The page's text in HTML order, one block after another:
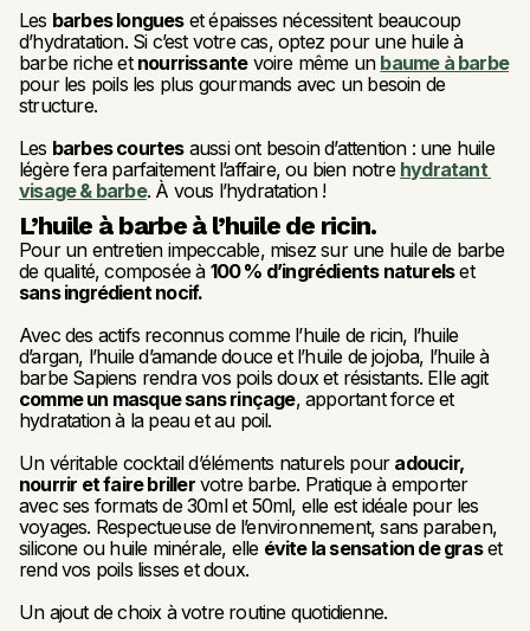
Les barbes longues et épaisses nécessitent beaucoup
d’hydratation. Si c’est votre cas, optez pour une huile à
barbe riche et nourrissante voire même un baume à barbe
pour les poils les plus gourmands avec un besoin de
structure.
Les barbes courtes aussi ont besoin d’attention : une huile
légère fera parfaitement l’affaire, ou bien notre hydratant
visage & barbe. À vous l’hydratation !
L’huile à barbe à l’huile de ricin.
Pour un entretien impeccable, misez sur une huile de barbe
de qualité, composée à 100 % d’ingrédients naturels
et
sans ingrédient nocif.
Avec des actifs reconnus comme l’huile de ricin, l’huile
d’argan, l’huile d’amande douce et l’huile de jojoba, l’huile à
barbe Sapiens rendra vos poils doux et résistants. Elle agit
comme un masque sans rinçage, apportant force et
hydratation à la peau et au poil.
Un véritable cocktail d’éléments naturels pour adoucir,
nourrir et faire briller votre barbe. Pratique à emporter
avec ses formats de 30ml et 50ml, elle est idéale pour les
voyages. Respectueuse de l’environnement, sans paraben,
silicone ou huile minérale, elle évite la sensation de gras et
rend vos poils lisses et doux.
Un ajout de choix à votre routine quotidienne.